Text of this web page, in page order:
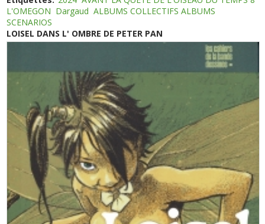
L'OMEGON Dargaud ALBUMS COLLECTIFS ALBUMS
SCENARIOS
LOISEL DANS L' OMBRE DE PETER PAN